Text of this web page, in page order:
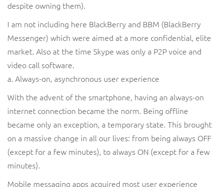
despite owning them).
I am not including here BlackBerry and BBM (BlackBerry
Messenger) which were aimed at a more confidential, elite
market. Also at the time Skype was only a P2P voice and
video call software.
a. Always-on, asynchronous user experience
With the advent of the smartphone, having an always-on
internet connection became the norm. Being offline
became only an exception, a temporary state. This brought
on a massive change in all our lives: from being always OFF
(except for a few minutes), to always ON (except for a few
minutes).
Mobile messaging apps acquired most user experience